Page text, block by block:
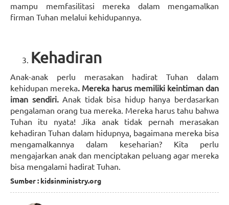
mampu memfasilitasi mereka dalam mengamalkan
firman Tuhan melalui kehidupannya.
Kehadiran
Anak-anak perlu merasakan hadirat Tuhan dalam
kehidupan mereka. Mereka harus memiliki keintiman dan
iman sendiri.Anak tidak bisa hidup hanya berdasarkan
pengalaman orang tua mereka. Mereka harus tahu bahwa
Tuhan itu nyata! Jika anak tidak pernah merasakan
kehadiran Tuhan dalam hidupnya, bagaimana mereka bisa
mengamalkannya dalam keseharian? Kita perlu
mengajarkan anak dan menciptakan peluang agar mereka
bisa mengalami hadirat Tuhan.
Sumber : kidsinministry.org